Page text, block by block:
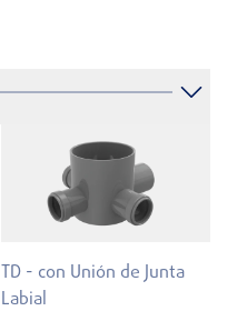
TD - con Unión de Junta
Labial